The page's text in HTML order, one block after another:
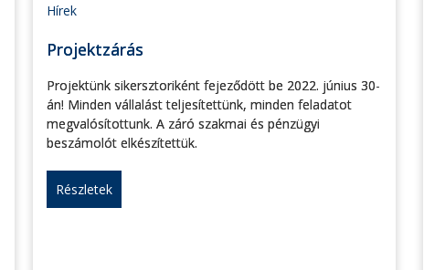
Hírek
Projektzárás
Projektünk sikersztoriként fejeződött be 2022. június 30-
án! Minden vállalást teljesítettünk, minden feladatot
megvalósítottunk. A záró szakmai és pénzügyi
beszámolót elkészítettük.
Részletek